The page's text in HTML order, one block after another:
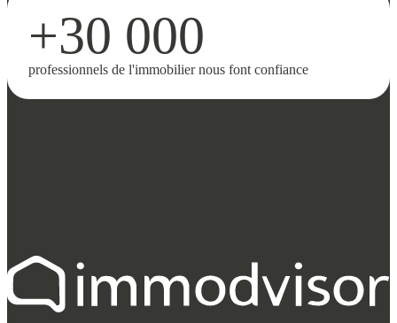
+30 000
professionnels de l'immobilier nous font confiance